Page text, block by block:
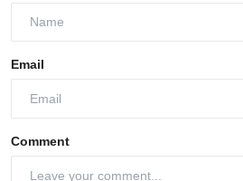
Email
Comment